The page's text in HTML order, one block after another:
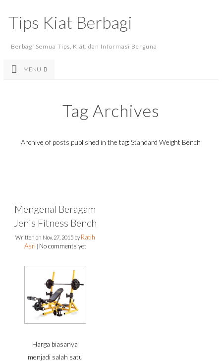
Tips Kiat Berbagi
Berbagi Semua Tips, Kiat, dan Informasi Berguna
MENU
Tag Archives
Archive of posts published in the tag: Standard Weight Bench
Mengenal Beragam
Jenis Fitness Bench
Written on Nov, 27, 2015 by Ratih
Asri | No comments yet
Harga biasanya
menjadi salah satu